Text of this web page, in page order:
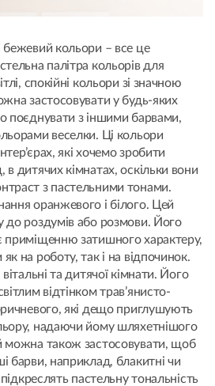
бежевий кольори – все це
палітра кольорів для
спокійні кольори зі значною
застосовувати у будь-яких
поєднувати з іншими барвами,
веселки. Ці кольори
які хочемо зробити
дитячих кімнатах, оскільки вони
з пастельними тонами.
оранжевого і білого. Цей
до роздумів або розмови. Його
приміщенню затишного характеру,
на роботу, так і на відпочинок.
та дитячої кімнати. Його
відтінком трав’янисто-
які дещо приглушують
надаючи йому шляхетнішого
можна також застосовувати, щоб
барви, наприклад, блакитні чи
пастельну тональність